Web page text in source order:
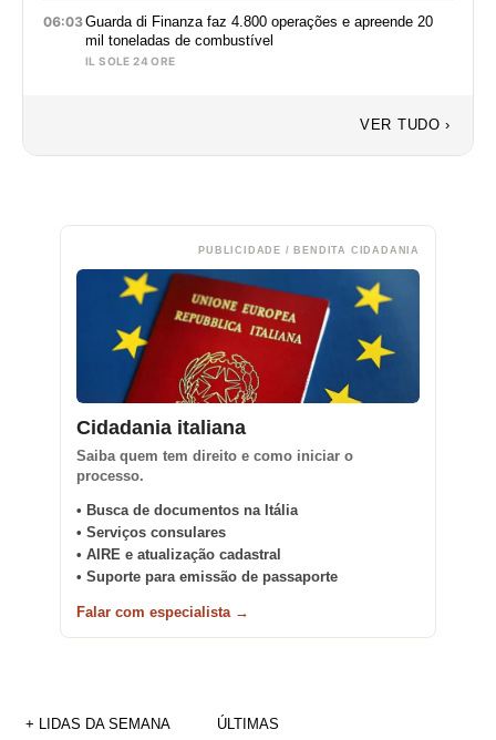
06:03Guarda di Finanza faz 4.800 operações e apreende 20
mil toneladas de combustível
IL SOLE 24 ORE
VER TUDO ›
PUBLICIDADE / BENDITA CIDADANIA
Cidadania italiana
Saiba quem tem direito e como iniciar o
processo.
• Busca de documentos na Itália
• Serviços consulares
• AIRE e atualização cadastral
• Suporte para emissão de passaporte
Falar com especialista →
+ LIDAS DA SEMANA ÚLTIMAS